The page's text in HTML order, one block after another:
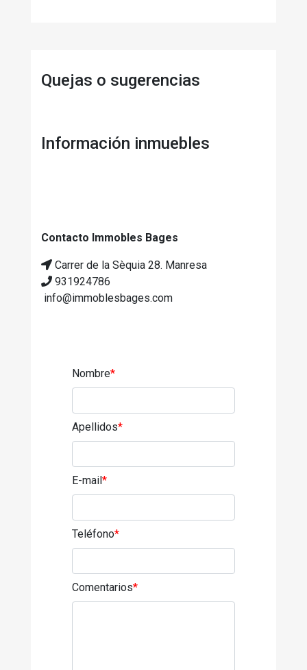
Quejas o sugerencias
Información inmuebles
Contacto Immobles Bages
Carrer de la Sèquia 28. Manresa
931924786
info@immoblesbages.com
Nombre*
Apellidos*
E-mail*
Teléfono*
Comentarios*